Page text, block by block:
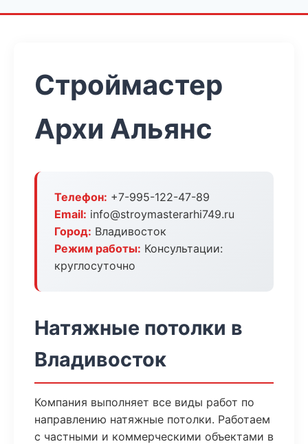
Строймастер
Архи Альянс
Телефон: +7-995-122-47-89
Email: info@stroymasterarhi749.ru
Город: Владивосток
Режим работы: Консультации:
круглосуточно
Натяжные потолки в
Владивосток
Компания выполняет все виды работ по
направлению натяжные потолки. Работаем
с частными и коммерческими объектами в